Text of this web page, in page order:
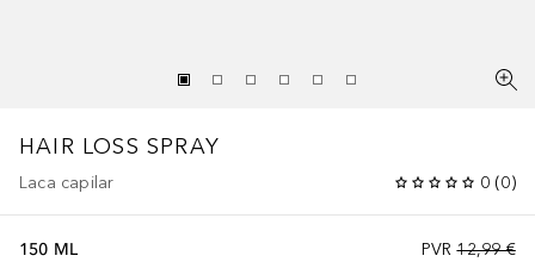
HAIR LOSS SPRAY
Laca capilar 0 (0)
PVR 12,99 €
150 ML